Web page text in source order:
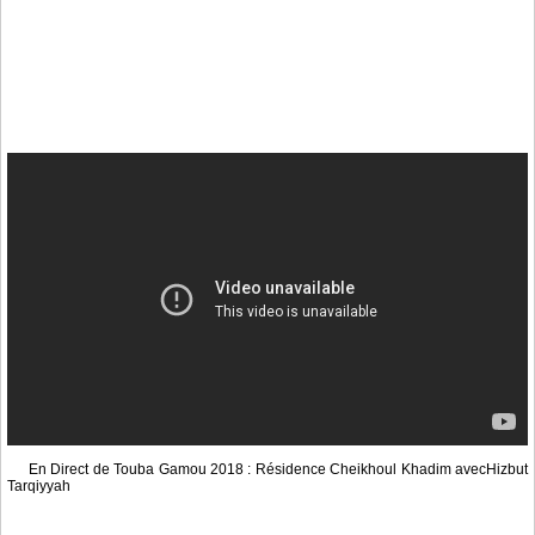
En Direct de Touba Gamou 2018 : Résidence Cheikhoul Khadim avecHizbut
Tarqiyyah